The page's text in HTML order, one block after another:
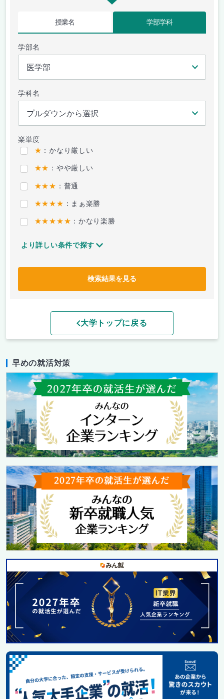
授業名 学部学科
学部名
学科名
楽単度
★ ：かなり厳しい
★★ ：やや厳しい
★★★ ：普通
★★★★ ：まぁ楽勝
★★★★★ ：かなり楽勝
より詳しい条件で探す
検索結果を見る
大学トップに戻る
早めの就活対策